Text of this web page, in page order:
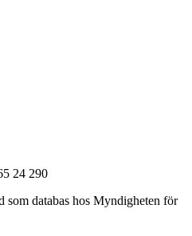
24 290
som databas hos Myndigheten för